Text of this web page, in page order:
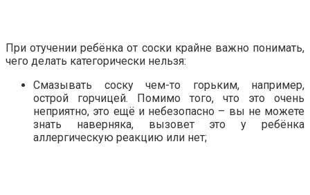
При отучении ребёнка от соски крайне важно понимать,
чего делать категорически нельзя:
Смазывать соску чем-то горьким, например,
острой горчицей. Помимо того, что это очень
неприятно, это ещё и небезопасно – вы не можете
знать наверняка, вызовет это у ребёнка
аллергическую реакцию или нет;